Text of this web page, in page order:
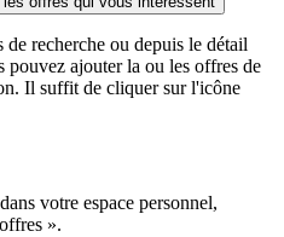
de recherche ou depuis le détail
pouvez ajouter la ou les offres de
Il suffit de cliquer sur l'icône
votre espace personnel,
».